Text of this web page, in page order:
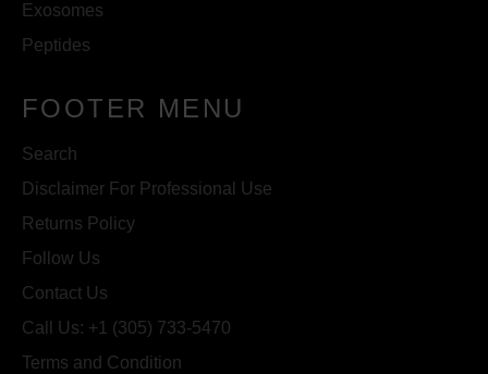
Exosomes
Peptides
FOOTER MENU
Search
Disclaimer For Professional Use
Returns Policy
Follow Us
Contact Us
Call Us: +1 (305) 733-5470
Terms and Condition